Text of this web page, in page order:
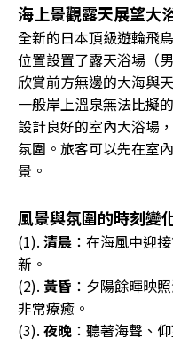
海上景觀露天展望大
全新的日本頂級遊輪飛
位置設置了露天浴場（
欣賞前方無邊的大海與
一般岸上溫泉無法比擬
設計良好的室內大浴場
氛圍。旅客可以先在室
景。
風景與氛圍的時刻變
(1). 清晨 ：在海風中迎
新。
(2). 黃昏 ：夕陽餘暉映
非常療癒。
(3). 夜晚 ：聽著海聲、